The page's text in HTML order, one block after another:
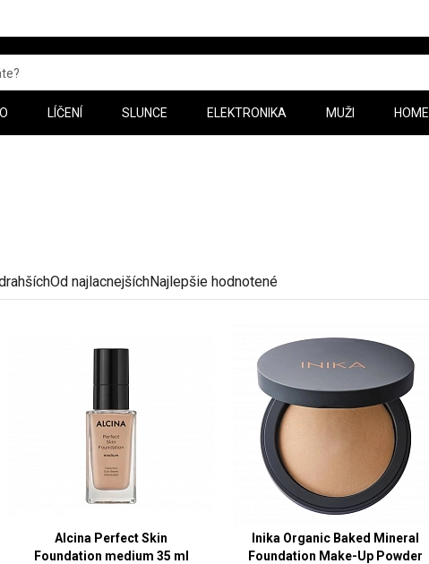
LÍČENÍ SLUNCE ELEKTRONIKA MUŽI HOME
Od najlacnejšíchNajlepšie hodnotené
Alcina Perfect Skin
Foundation medium 35 ml
Inika Organic Baked Mineral
Foundation Make-Up Powder